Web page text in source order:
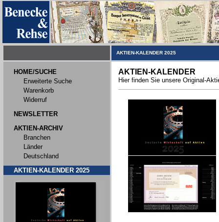
AKTIEN-KALENDER 2025
HOME/SUCHE
Erweiterte Suche
Warenkorb
Widerruf
NEWSLETTER
AKTIEN-ARCHIV
Branchen
Länder
Deutschland
AKTIEN-KALENDER 2025
AKTIEN-KALENDER
Hier finden Sie unsere Original-